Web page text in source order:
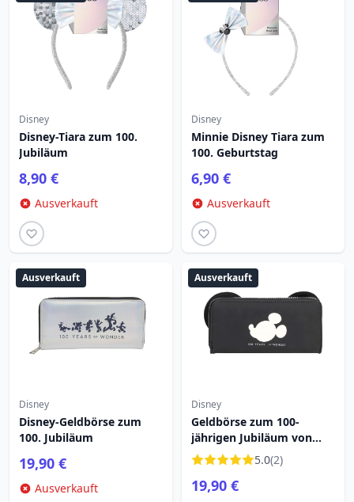
Disney
Disney-Tiara zum 100.
Jubiläum
8,90 €
Ausverkauft
Disney
Minnie Disney Tiara zum
100. Geburtstag
6,90 €
Ausverkauft
Ausverkauft
Disney
Disney-Geldbörse zum
100. Jubiläum
19,90 €
Ausverkauft
Ausverkauft
Disney
Geldbörse zum 100-
jährigen Jubiläum von
Mickey Disney
5.0(2)
19,90 €